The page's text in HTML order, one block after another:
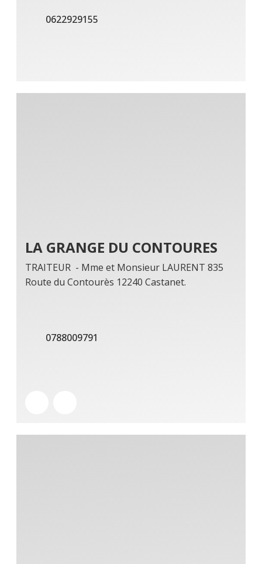
0622929155
LA GRANGE DU CONTOURES
TRAITEUR - Mme et Monsieur LAURENT 835
Route du Contourès 12240 Castanet.
0788009791